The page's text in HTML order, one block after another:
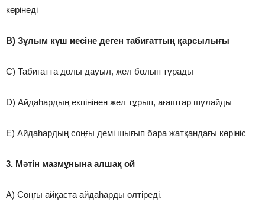
көрінеді
B) Зұлым күш иесіне деген табиғаттың қарсылығы
C) Табиғатта долы дауыл, жел болып тұрады
D) Айдаһардың екпінінен жел тұрып, ағаштар шулайды
E) Айдаһардың соңғы демі шығып бара жатқандағы көрініс
3. Мәтін мазмұнына алшақ ой
A) Соңғы айқаста айдаһарды өлтіреді.